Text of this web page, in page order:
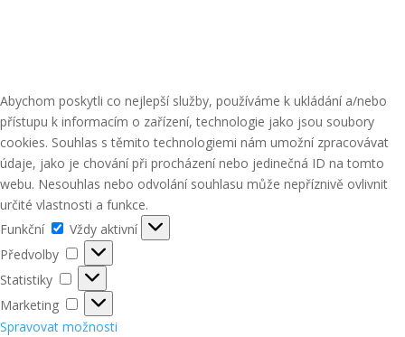
Abychom poskytli co nejlepší služby, používáme k ukládání a/nebo
přístupu k informacím o zařízení, technologie jako jsou soubory
cookies. Souhlas s těmito technologiemi nám umožní zpracovávat
údaje, jako je chování při procházení nebo jedinečná ID na tomto
webu. Nesouhlas nebo odvolání souhlasu může nepříznivě ovlivnit
určité vlastnosti a funkce.
Funkční
Funkční
Vždy aktivní
Předvolby
Předvolby
Statistiky
Statistiky
Marketing
Marketing
Spravovat možnosti